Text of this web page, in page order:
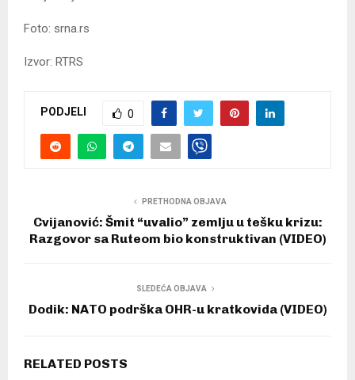
Foto: srna.rs
Izvor: RTRS
PODJELI 0
PRETHODNA OBJAVA
Cvijanović: Šmit “uvalio” zemlju u tešku krizu:
Razgovor sa Ruteom bio konstruktivan (VIDEO)
SLEDEĆA OBJAVA
Dodik: NATO podrška OHR-u kratkovida (VIDEO)
RELATED POSTS